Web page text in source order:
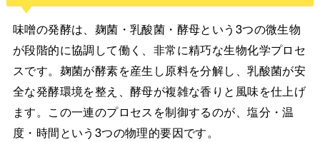
味噌の発酵は、麹菌・乳酸菌・酵母という3つの微生物
が段階的に協調して働く、非常に精巧な生物化学プロセ
スです。麹菌が酵素を産生し原料を分解し、乳酸菌が安
全な発酵環境を整え、酵母が複雑な香りと風味を仕上げ
ます。この一連のプロセスを制御するのが、塩分・温
度・時間という3つの物理的要因です。